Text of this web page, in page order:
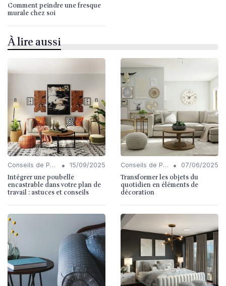
Comment peindre une fresque
murale chez soi
À lire aussi
Conseils de Personnalisation • 15/09/2025
Intégrer une poubelle
encastrable dans votre plan de
travail : astuces et conseils
Conseils de Personnalisation • 07/06/2025
Transformer les objets du
quotidien en éléments de
décoration